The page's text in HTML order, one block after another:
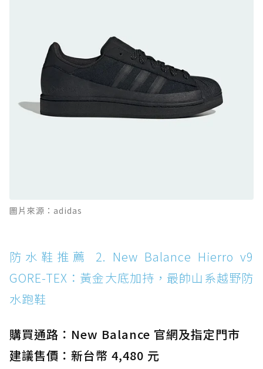
防水鞋推薦 10. PUMA Voyage NITRO™ 4
GORE-TEX：氮氣中底注入，回彈與防滑兼具的
全天候越野跑鞋
防水鞋推薦 11. On Cloudhorizon 2 WP：腳
感軟彈、搭載 Missiongrip™ 的防水輕越野鞋
Boot：馬汀首款雨靴登場，經典八孔加上全防
防水鞋推薦 14. SKECHERS BADGER
WATERPROOF：一踩即穿懶人神器！搭載固特
異大底與全防水厚底健走鞋
防水鞋推薦 15. Brooks Cascadia 19 GTX：注
圖片來源：adidas
防水鞋推薦 2. New Balance Hierro v9
GORE-TEX：黃金大底加持，最帥山系越野防
水跑鞋
購買通路：New Balance 官網及指定門市
建議售價：新台幣 4,480 元